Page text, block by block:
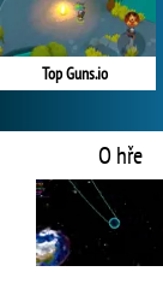
Top Guns.io
O hře